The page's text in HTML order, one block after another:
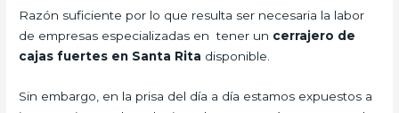
Razón suficiente por lo que resulta ser necesaria la labor
de empresas especializadas en tener un cerrajero de
cajas fuertes en Santa Rita disponible.
Sin embargo, en la prisa del día a día estamos expuestos a